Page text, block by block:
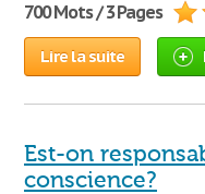
700 Mots / 3 Pages
Lire la suite
Est-on
conscience?